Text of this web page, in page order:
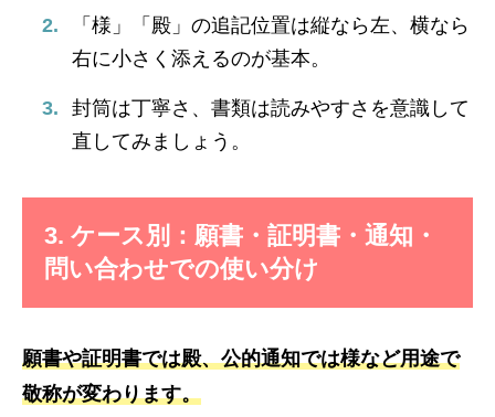
「様」「殿」の追記位置は縦なら左、横なら
右に小さく添えるのが基本。
封筒は丁寧さ、書類は読みやすさを意識して
直してみましょう。
3. ケース別：願書・証明書・通知・
問い合わせでの使い分け
願書や証明書では殿、公的通知では様など用途で
敬称が変わります。